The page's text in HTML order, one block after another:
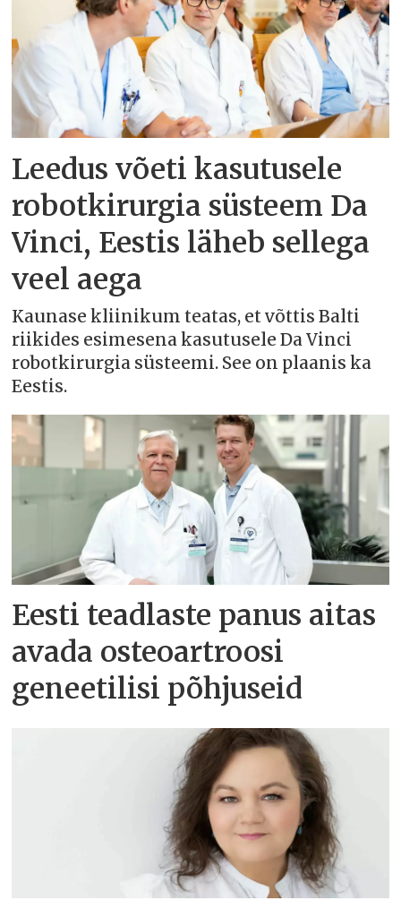
Leedus võeti kasutusele
robotkirurgia süsteem Da
Vinci, Eestis läheb sellega
veel aega
Kaunase kliinikum teatas, et võttis Balti
riikides esimesena kasutusele Da Vinci
robotkirurgia süsteemi. See on plaanis ka
Eestis.
Eesti teadlaste panus aitas
avada osteoartroosi
geneetilisi põhjuseid